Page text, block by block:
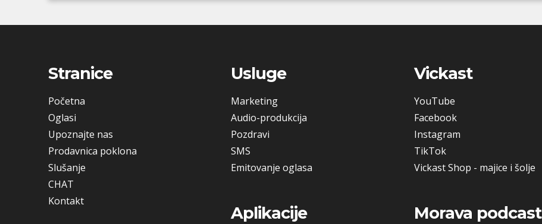
Stranice
Početna
Oglasi
Upoznajte nas
Prodavnica poklona
Slušanje
CHAT
Kontakt
Usluge
Marketing
Audio-produkcija
Pozdravi
SMS
Emitovanje oglasa
Aplikacije
Vickast
YouTube
Facebook
Instagram
TikTok
Vickast Shop - majice i šolje
Morava podcast